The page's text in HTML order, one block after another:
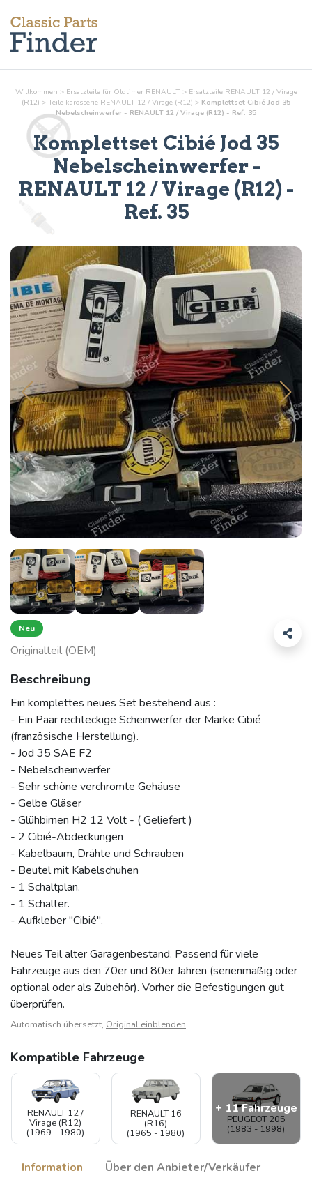
Willkommen > Ersatzteile für Oldtimer RENAULT > Ersatzteile RENAULT 12 / Virage
(R12) > Teile karosserie RENAULT 12 / Virage (R12) > Komplettset Cibié Jod 35
Nebelscheinwerfer - RENAULT 12 / Virage (R12) - Ref. 35
Komplettset Cibié Jod 35
Nebelscheinwerfer -
RENAULT 12 / Virage (R12) -
Ref. 35
Neu
Originalteil (OEM)
Beschreibung
Ein komplettes neues Set bestehend aus :
- Ein Paar rechteckige Scheinwerfer der Marke Cibié
(französische Herstellung).
- Jod 35 SAE F2
- Nebelscheinwerfer
- Sehr schöne verchromte Gehäuse
- Gelbe Gläser
- Glühbirnen H2 12 Volt - ( Geliefert )
- 2 Cibié-Abdeckungen
- Kabelbaum, Drähte und Schrauben
- Beutel mit Kabelschuhen
- 1 Schaltplan.
- 1 Schalter.
- Aufkleber "Cibié".
Neues Teil alter Garagenbestand. Passend für viele
Fahrzeuge aus den 70er und 80er Jahren (serienmäßig oder
optional oder als Zubehör). Vorher die Befestigungen gut
überprüfen.
Automatisch übersetzt, Original einblenden
Kompatible Fahrzeuge
RENAULT 12 /
Virage (R12)
(1969 - 1980)
RENAULT 16
(R16)
(1965 - 1980)
PEUGEOT 205
(1983 - 1998)
+ 11 Fahrzeuge
Information Über den Anbieter/Verkäufer